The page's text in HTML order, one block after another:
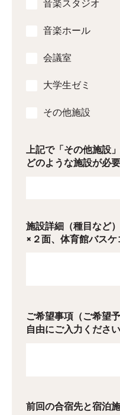
音楽スタジオ
音楽ホール
会議室
大学生ゼミ
その他施設
上記で「その他施設
どのような施設が必
施設詳細（種目など
×２面、体育館バス
ご希望事項（ご希望
自由にご入力ください
前回の合宿先と宿泊